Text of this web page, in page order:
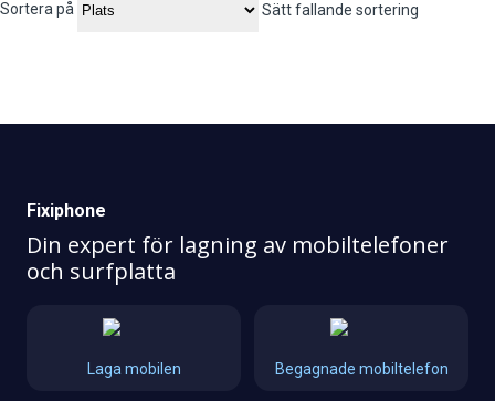
Sortera på
Sätt fallande sortering
Fixiphone
Din expert för lagning av mobiltelefoner
och surfplatta
Laga mobilen Begagnade mobiltelefon